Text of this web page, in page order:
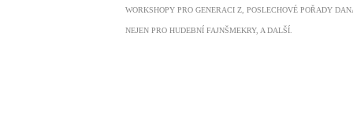
WORKSHOPY PRO GENERACI Z, POSLECHOVÉ POŘADY
NEJEN PRO HUDEBNÍ FAJNŠMEKRY, A DALŠÍ.